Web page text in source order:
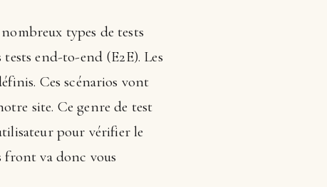
types de tests
end-to-end (E2E). Les
Ces scénarios vont
site. Ce genre de test
pour vérifier le
front va donc vous